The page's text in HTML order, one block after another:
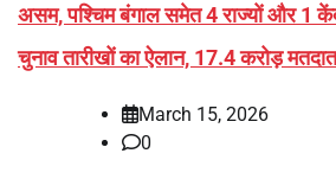
असम, पश्चिम बंगाल समेत 4 राज्यों और 1
चुनाव तारीखों का ऐलान, 17.4 करोड़
March 15, 2026
0